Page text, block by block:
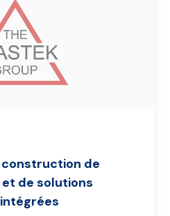
de
de solutions